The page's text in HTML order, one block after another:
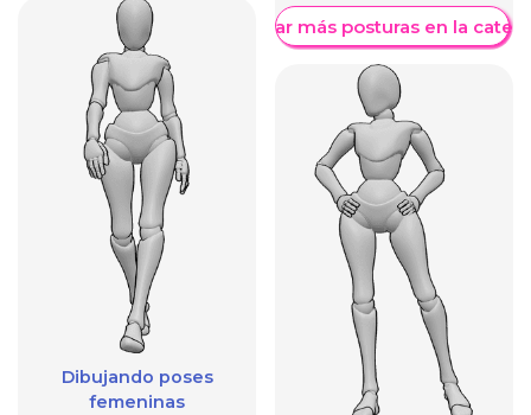
Dibujando poses
femeninas
Mostrar más posturas en la